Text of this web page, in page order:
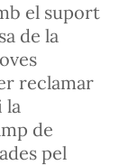
el suport
de la
reclamar
la
de
pel